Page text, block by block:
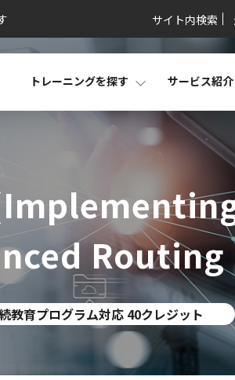
サイト内検索
トレーニングを探す サービス紹介
教育プログラム対応 40クレジット